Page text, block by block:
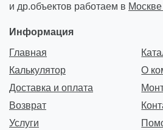
и др.объектов работаем в
Информация
Главная
Калькулятор
О
Доставка и оплата
Возврат
Услуги